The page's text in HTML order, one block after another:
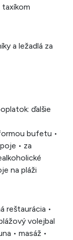
a ležadlá za
ďalšie
bufetu •
• za
na pláži
reštaurácia •
volejbal
• masáž •